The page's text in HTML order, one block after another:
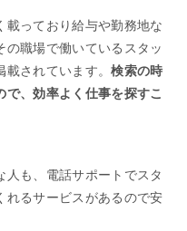
載っており給与や勤務地な
の職場で働いているスタッ
載されています。検索の時
、効率よく仕事を探すこ
も、電話サポートでスタ
れるサービスがあるので安